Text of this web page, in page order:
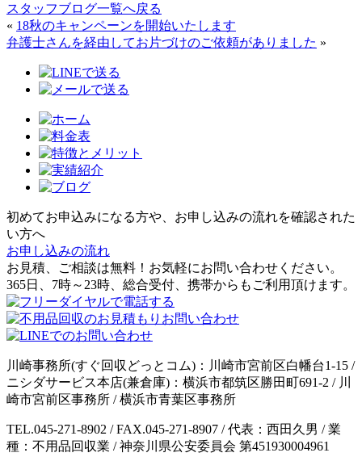
スタッフブログ一覧へ戻る
« 18秋のキャンペーンを開始いたします
弁護士さんを経由してお片づけのご依頼がありました »
初めてお申込みになる方や、お申し込みの流れを確認された
い方へ
お申し込みの流れ
お見積、ご相談は無料！お気軽にお問い合わせください。
365日、7時～23時、総合受付、携帯からもご利用頂けます。
川崎事務所(すぐ回収どっとコム)：川崎市宮前区白幡台1-15 /
ニシダサービス本店(兼倉庫)：横浜市都筑区勝田町691-2 / 川
崎市宮前区事務所 / 横浜市青葉区事務所
TEL.045-271-8902 / FAX.045-271-8907 / 代表：西田久男 / 業
種：不用品回収業 / 神奈川県公安委員会 第451930004961